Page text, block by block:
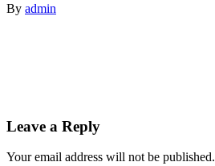
By admin
Leave a Reply
Your email address will not be published.